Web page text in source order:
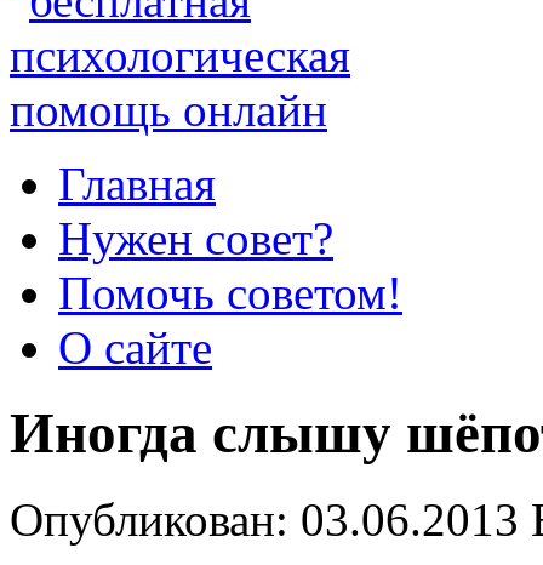
Главная
Нужен совет?
Помочь советом!
О сайте
Иногда слышу
Опубликован: